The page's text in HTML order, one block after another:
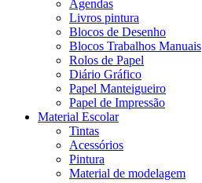
Agendas
Livros pintura
Blocos de Desenho
Blocos Trabalhos Manuais
Rolos de Papel
Diário Gráfico
Papel Manteigueiro
Papel de Impressão
Material Escolar
Tintas
Acessórios
Pintura
Material de modelagem